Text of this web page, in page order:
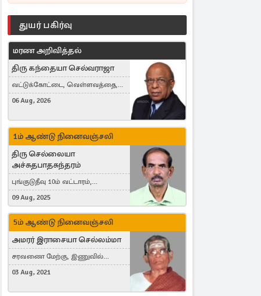
துயர் பகிர்வு
மரண அறிவித்தல்
திரு கந்தையா செல்வராஜா
வட்டுக்கோட்டை, வெள்ளவத்தை,
Toronto, Canada
06 Aug, 2026
1ம் ஆண்டு நினைவஞ்சலி
திரு செல்லையா
அச்சுதபாதசுந்தரம்
புங்குடுதீவு 10ம் வட்டாரம்,
கொள்ளுப்பிட்டி
09 Aug, 2025
5ம் ஆண்டு நினைவஞ்சலி
அமரர் இராசையா செல்லம்மா
சரவணை மேற்கு, இணுவில்
கிழக்கு
03 Aug, 2021